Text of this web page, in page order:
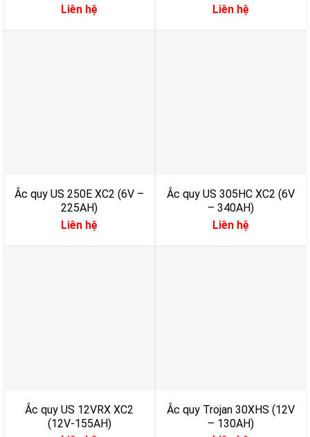
Liên hệ
Liên hệ
Ắc quy US 250E XC2 (6V –
225AH)
Liên hệ
Ắc quy US 305HC XC2 (6V
– 340AH)
Liên hệ
Ắc quy US 12VRX XC2
(12V-155AH)
Ắc quy Trojan 30XHS (12V
– 130AH)